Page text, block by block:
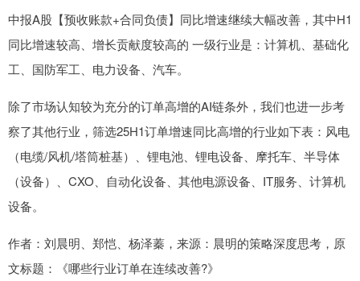
中报A股【预收账款+合同负债】同比增速继续大幅改善，其中H1
同比增速较高、增长贡献度较高的 一级行业是：计算机、基础化
工、国防军工、电力设备、汽车。
除了市场认知较为充分的订单高增的AI链条外，我们也进一步考
察了其他行业，筛选25H1订单增速同比高增的行业如下表：风电
（电缆/风机/塔筒桩基）、锂电池、锂电设备、摩托车、半导体
（设备）、CXO、自动化设备、其他电源设备、IT服务、计算机
设备。
作者：刘晨明、郑恺、杨泽蓁，来源：晨明的策略深度思考，原
文标题：《哪些行业订单在连续改善?》